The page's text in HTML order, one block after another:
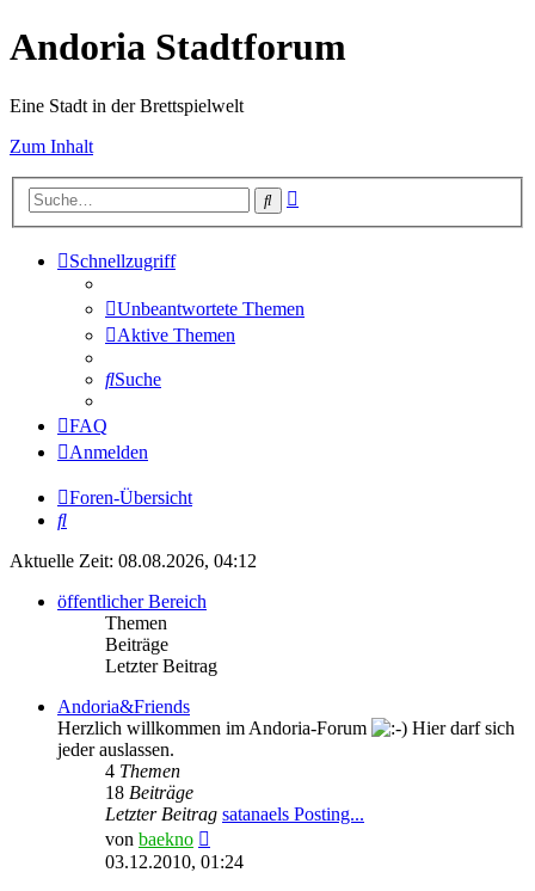
Andoria Stadtforum
Eine Stadt in der Brettspielwelt
Zum Inhalt
Suche
Schnellzugriff
Unbeantwortete Themen
Aktive Themen
Suche
FAQ
Anmelden
Foren-Übersicht
Suche
Aktuelle Zeit: 08.08.2026, 04:12
öffentlicher Bereich
Themen
Beiträge
Letzter Beitrag
Andoria&Friends
Herzlich willkommen im Andoria-Forum
Hier darf sich
jeder auslassen.
4 Themen
18 Beiträge
Letzter Beitrag satanaels Posting...
von baekno
Beitrag
03.12.2010, 01:24